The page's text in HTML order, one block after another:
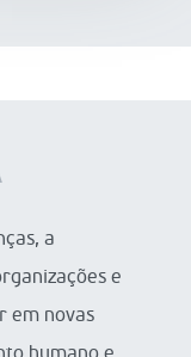
a
e
em novas